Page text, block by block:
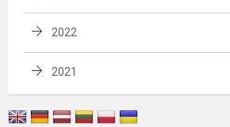
2022
2021